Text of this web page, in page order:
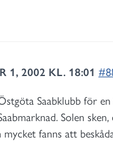
1, 2002 KL. 18:01
Saabklubb för
Solen
mycket fanns att